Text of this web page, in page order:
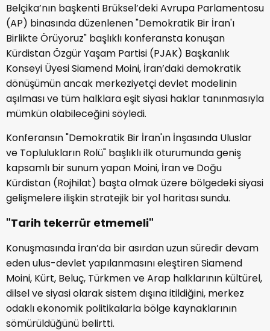
Belçika’nın başkenti Brüksel’deki Avrupa Parlamentosu
(AP) binasında düzenlenen "Demokratik Bir İran'ı
Birlikte Örüyoruz" başlıklı konferansta konuşan
Kürdistan Özgür Yaşam Partisi (PJAK) Başkanlık
Konseyi Üyesi Siamend Moini, İran’daki demokratik
dönüşümün ancak merkeziyetçi devlet modelinin
aşılması ve tüm halklara eşit siyasi haklar tanınmasıyla
mümkün olabileceğini söyledi.
Konferansın "Demokratik Bir İran'ın İnşasında Uluslar
ve Toplulukların Rolü" başlıklı ilk oturumunda geniş
kapsamlı bir sunum yapan Moini, İran ve Doğu
Kürdistan (Rojhilat) başta olmak üzere bölgedeki siyasi
gelişmelere ilişkin stratejik bir yol haritası sundu.
"Tarih tekerrür etmemeli"
Konuşmasında İran’da bir asırdan uzun süredir devam
eden ulus-devlet yapılanmasını eleştiren Siamend
Moini, Kürt, Beluç, Türkmen ve Arap halklarının kültürel,
dilsel ve siyasi olarak sistem dışına itildiğini, merkez
odaklı ekonomik politikalarla bölge kaynaklarının
sömürüldüğünü belirtti.